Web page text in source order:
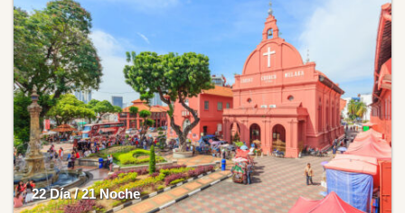
22 Día / 21 Noche